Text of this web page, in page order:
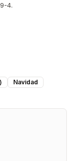
4.
Navidad